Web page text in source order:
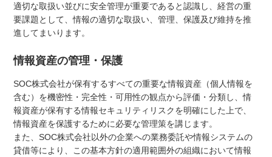
適切な取扱い並びに安全管理が重要であると認識し、経営の重
要課題として、情報の適切な取扱い、管理、保護及び維持を推
進してまいります。
情報資産の管理・保護
SOC株式会社が保有するすべての重要な情報資産（個人情報を
含む）を機密性・完全性・可用性の観点から評価・分類し、情
報資産が保有する情報セキュリティリスクを明確にした上で、
情報資産を保護するために必要な管理策を講じます。
また、SOC株式会社以外の企業への業務委託や情報システムの
貸借等により、この基本方針の適用範囲外の組織において情報